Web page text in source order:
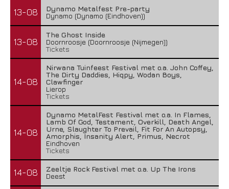
13-08
Dynamo Metalfest Pre-party
Dynamo (Dynamo (Eindhoven))
13-08
The Ghost Inside
Doornroosje (Doornroosje (Nijmegen))
Tickets
14-08
Nirwana Tuinfeest Festival met o.a. John Coffey,
The Dirty Daddies, Hiqpy, Wodan Boys,
Clawfinger
Lierop
Tickets
14-08
Dynamo MetalFest Festival met o.a. In Flames,
Lamb Of God, Testament, Overkill, Death Angel,
Urne, Slaughter To Prevail, Fit For An Autopsy,
Amorphis, Insanity Alert, Primus, Necrot
Eindhoven
Tickets
14-08
Zeeltje Rock Festival met o.a. Up The Irons
Deest